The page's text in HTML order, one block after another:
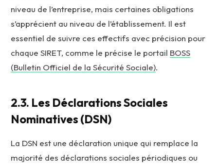
niveau de l’entreprise, mais certaines obligations
s’apprécient au niveau de l’établissement. Il est
essentiel de suivre ces effectifs avec précision pour
chaque SIRET, comme le précise le portail BOSS
(Bulletin Officiel de la Sécurité Sociale).
2.3. Les Déclarations Sociales
Nominatives (DSN)
La DSN est une déclaration unique qui remplace la
majorité des déclarations sociales périodiques ou